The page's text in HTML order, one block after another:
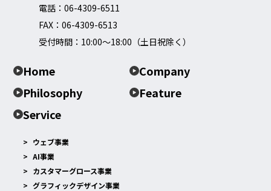
電話： 06-4309-6511
FAX：06-4309-6513
受付時間：10:00～18:00（土日祝除く）
Home
Company
Philosophy
Feature
Service
ウェブ事業
AI事業
カスタマーグロース事業
グラフィックデザイン事業